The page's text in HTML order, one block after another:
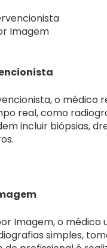
Imagem
o
real, como
incluir biópsias,
Imagem, o
simples,